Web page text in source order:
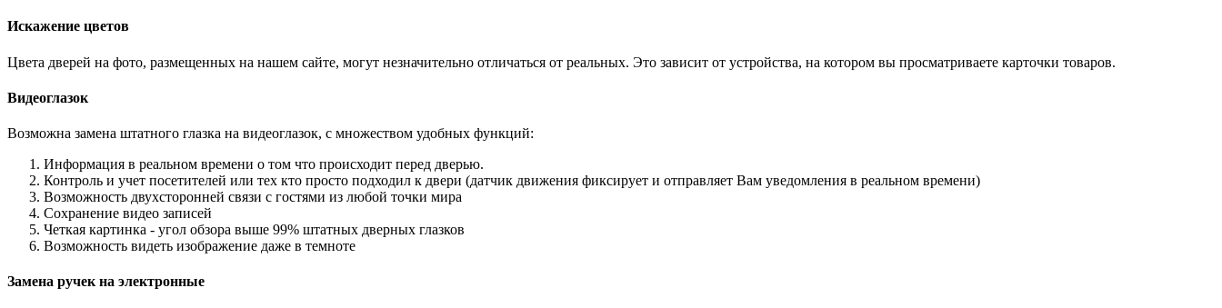
Искажение цветов
Цвета дверей на фото, размещенных на нашем сайте, могут незначительно отличаться от реальных. Это зависит от устройства, на котором вы просматриваете карточки товаров.
Видеоглазок
Возможна замена штатного глазка на видеоглазок, с множеством удобных функций:
Информация в реальном времени о том что происходит перед дверью.
Контроль и учет посетителей или тех кто просто подходил к двери (датчик движения фиксирует и отправляет Вам уведомления в реальном времени)
Возможность двухсторонней связи с гостями из любой точки мира
Сохранение видео записей
Четкая картинка - угол обзора выше 99% штатных дверных глазков
Возможность видеть изображение даже в темноте
Замена ручек на электронные